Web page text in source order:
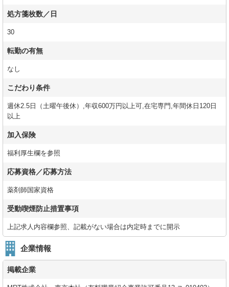
処方箋枚数／日
30
転勤の有無
なし
こだわり条件
週休2.5日（土曜午後休）,年収600万円以上可,在宅専門,年間休日120日
以上
加入保険
福利厚生欄を参照
応募資格／応募方法
薬剤師国家資格
受動喫煙防止措置事項
上記求人内容欄参照、記載がない場合は内定時までに開示
企業情報
掲載企業